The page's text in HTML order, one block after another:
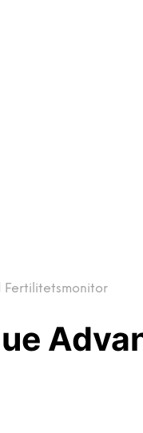
Fertilitetsmonitor